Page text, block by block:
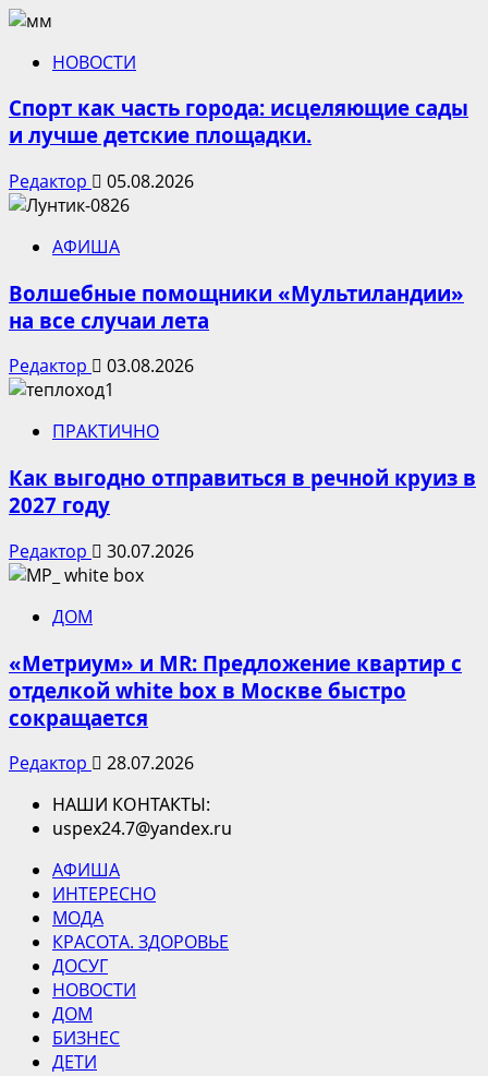
НОВОСТИ
Спорт как часть города: исцеляющие сады
и лучше детские площадки.
Редактор 05.08.2026
АФИША
Волшебные помощники «Мультиландии»
на все случаи лета
Редактор 03.08.2026
ПРАКТИЧНО
Как выгодно отправиться в речной круиз в
2027 году
Редактор 30.07.2026
ДОМ
«Метриум» и MR: Предложение квартир с
отделкой white box в Москве быстро
сокращается
Редактор
28.07.2026
НАШИ КОНТАКТЫ:
uspex24.7@yandex.ru
АФИША
ИНТЕРЕСНО
МОДА
КРАСОТА. ЗДОРОВЬЕ
ДОСУГ
НОВОСТИ
ДОМ
БИЗНЕС
ДЕТИ